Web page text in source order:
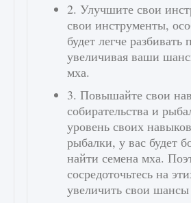
2. Улучшите свои
свои инструменты,
будет легче
увеличивая ваши
мха.
3. Повышайте свои
собирательства и
уровень своих
рыбалки, у вас будет
найти семена мха.
сосредоточьтесь на
увеличить свои